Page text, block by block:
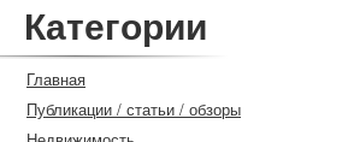
Категории
Главная
Публикации / статьи / обзоры